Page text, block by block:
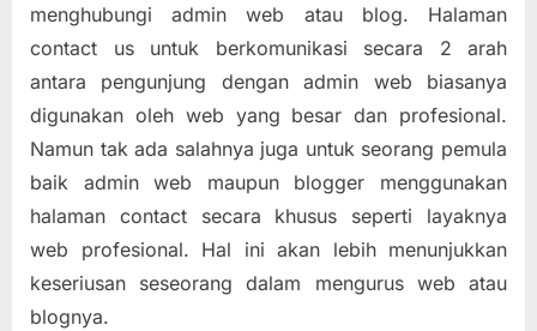
menghubungi admin web atau blog. Halaman
contact us untuk berkomunikasi secara 2 arah
antara pengunjung dengan admin web biasanya
digunakan oleh web yang besar dan profesional.
Namun tak ada salahnya juga untuk seorang pemula
baik admin web maupun blogger menggunakan
halaman contact secara khusus seperti layaknya
web profesional. Hal ini akan lebih menunjukkan
keseriusan seseorang dalam mengurus web atau
blognya.